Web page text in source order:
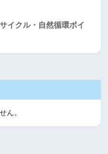
イクル・自然循環ボイ
ん。